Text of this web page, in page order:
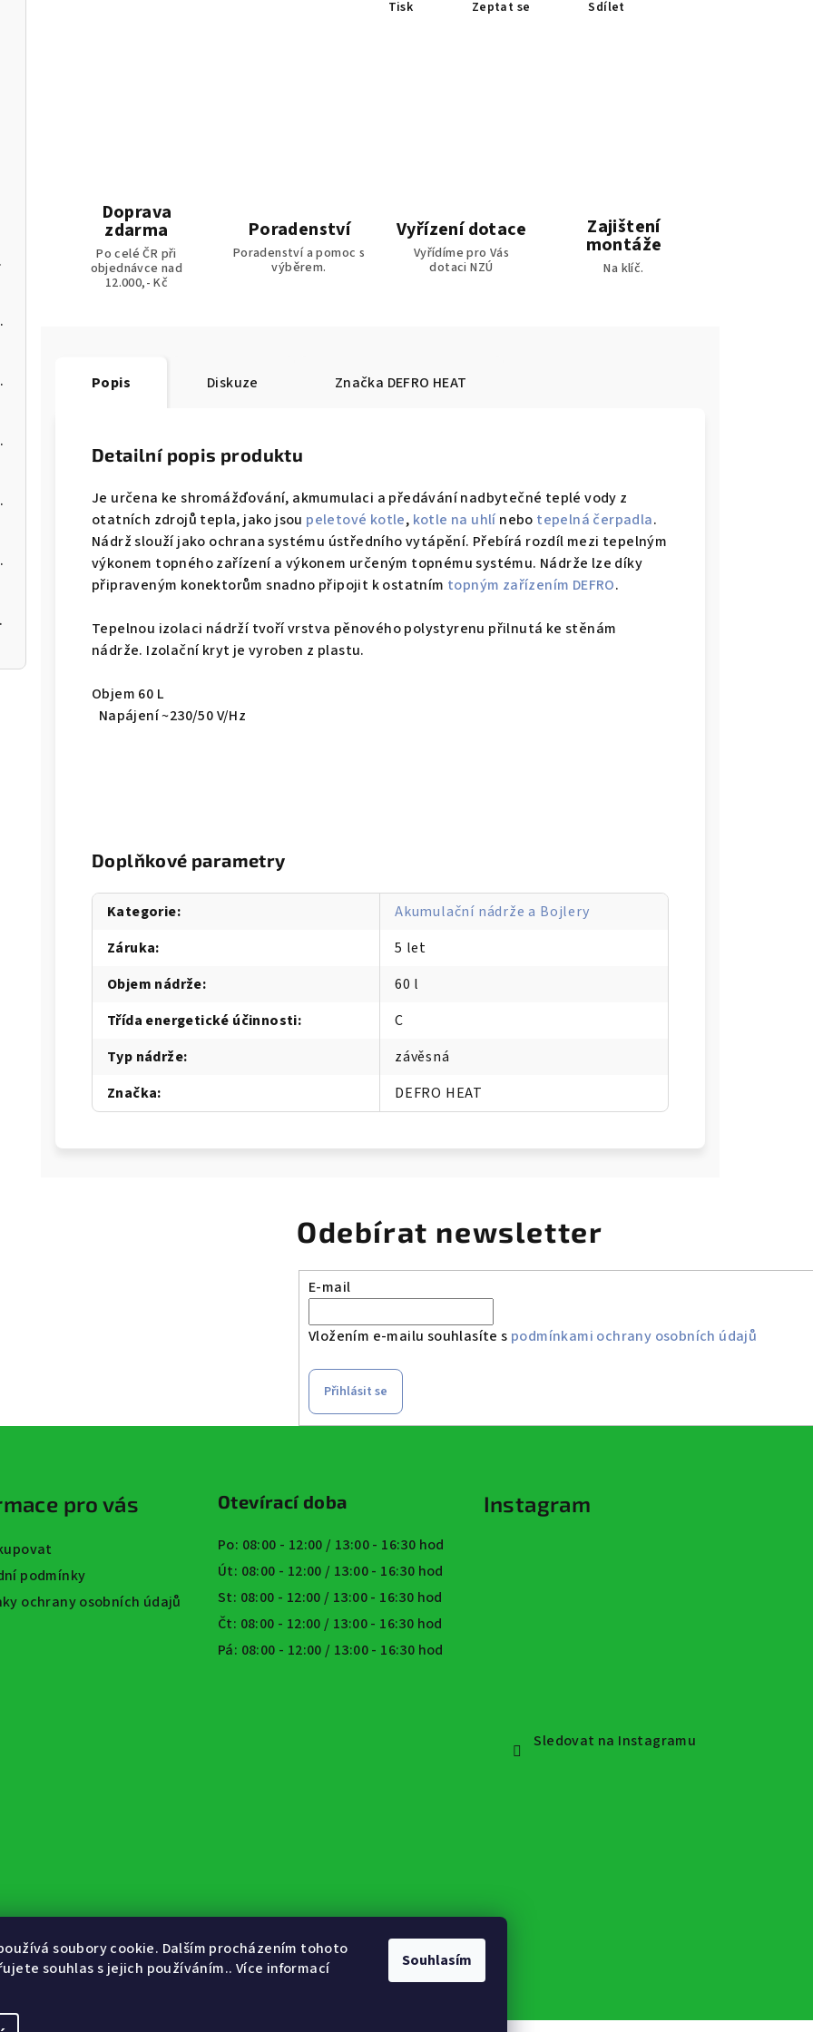
soubory cookie. Dalším procházením tohoto
souhlas s jejich používáním.. Více informací
Souhlasím
na pelety
na pelety
na pelety
na pelety
na pelety
12kW
Tisk Zeptat se Sdílet
Doprava
zdarma
Po celé ČR při
objednávce nad
12.000,- Kč
Poradenství
Poradenství a pomoc s
výběrem.
Vyřízení dotace
Vyřídíme pro Vás
dotaci NZÚ
Zajištení
montáže
Na klíč.
Popis Diskuze Značka DEFRO HEAT
Detailní popis produktu
Je určena ke shromážďování, akmumulaci a předávání nadbytečné teplé vody z
otatních zdrojů tepla, jako jsou peletové kotle, kotle na uhlí nebo tepelná čerpadla.
Nádrž slouží jako ochrana systému ústředního vytápění. Přebírá rozdíl mezi tepelným
výkonem topného zařízení a výkonem určeným topnému systému. Nádrže lze díky
připraveným konektorům snadno připojit k ostatním topným zařízením DEFRO.
Tepelnou izolaci nádrží tvoří vrstva pěnového polystyrenu přilnutá ke stěnám
nádrže. Izolační kryt je vyroben z plastu.
Objem 60 L
Napájení~230/50 V/Hz
Doplňkové parametry
Kategorie:
Akumulační nádrže a Bojlery
Záruka:
5 let
Objem nádrže:
60 l
Třída energetické účinnosti:
C
Typ nádrže:
závěsná
Značka: DEFRO HEAT
Odebírat newsletter
E-mail
Vložením e-mailu souhlasíte s podmínkami ochrany osobních údajů
Přihlásit se
pro vás
podmínky
ochrany osobních údajů
Otevírací doba
Po: 08:00 - 12:00 / 13:00 - 16:30 hod
Út: 08:00 - 12:00 / 13:00 - 16:30 hod
St: 08:00 - 12:00 / 13:00 - 16:30 hod
Čt: 08:00 - 12:00 / 13:00 - 16:30 hod
Pá: 08:00 - 12:00 / 13:00 - 16:30 hod
Instagram
Sledovat na Instagramu